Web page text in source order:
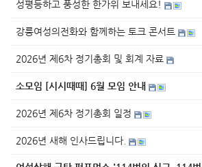
성평등하고 풍성한 한가위 보내세요!
강릉여성의전화와 함께하는 토크 콘서트
2026년 제6차 정기총회 및 회계 자료
소모임 [시시때때] 6월 모임 안내
2026년 제6차 정기총회 일정
2026년 새해 인사드립니다.